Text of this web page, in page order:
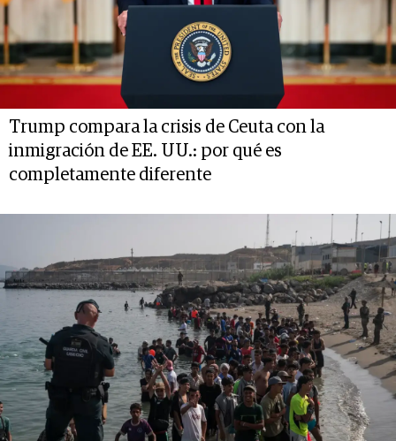
Trump compara la crisis de Ceuta con la
inmigración de EE. UU.: por qué es
completamente diferente